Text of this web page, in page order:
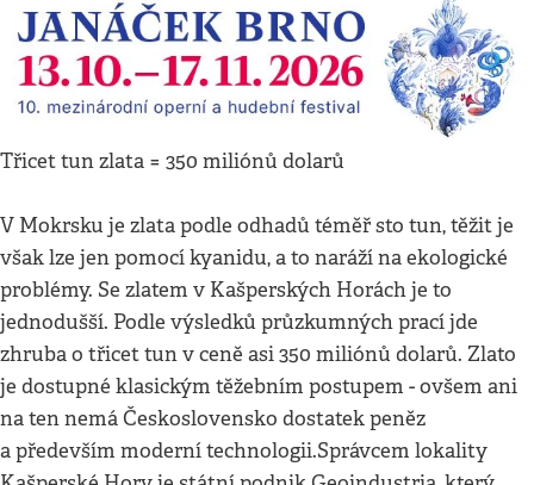
Třicet tun zlata = 350 miliónů dolarů
V Mokrsku je zlata podle odhadů téměř sto tun, těžit je
však lze jen pomocí kyanidu, a to naráží na ekologické
problémy. Se zlatem v Kašperských Horách je to
jednodušší. Podle výsledků průzkumných prací jde
zhruba o třicet tun v ceně asi 350 miliónů dolarů. Zlato
je dostupné klasickým těžebním postupem - ovšem ani
na ten nemá Československo dostatek peněz
a především moderní technologii.Správcem lokality